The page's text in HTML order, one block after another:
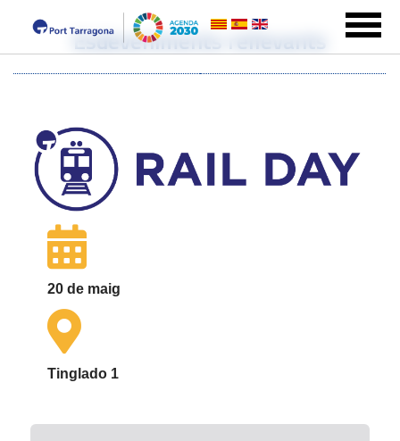
Esdeveniments rellevants
20 de maig
Tinglado 1